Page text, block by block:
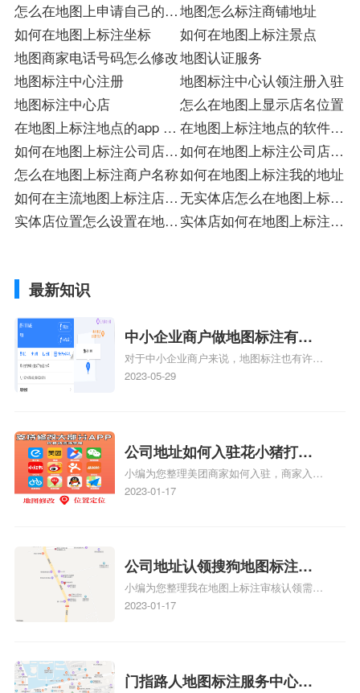
怎么在地图上申请自己的公
司
地图怎么标注商铺地址
如何在地图上标注坐标
如何在地图上标注景点
地图商家电话号码怎么修改地图认证服务
地图标注中心注册
地图标注中心认领注册入驻
地图标注中心店
怎么在地图上显示店名位置
在地图上标注地点的app 注
册
在地图上标注地点的软件注
册
如何在地图上标注公司店铺
入驻店
如何在地图上标注公司店铺
注册
怎么在地图上标注商户名称如何在地图上标注我的地址
如何在主流地图上标注店铺
入驻店
无实体店怎么在地图上标注
店
实体店位置怎么设置在地图 实体店如何在地图上标注位
最新知识
中小企业商户做地图标注有什
么好处
对于中小企业商户来说，地图标注也有许多
好处，包括：提高可见性和曝光率：通过在
位置，增加商户被发现的机会。方便客户导
航：地图标注可以帮助客户更容易地找到商
户的实际位置。特别是对于新客户或不熟悉
该地区的客户来说，地图标注可以提供明确
图标注服务中心面的存在。对于一些客户来
说，实体指路人地
2023-05-29
公司地址如何入驻花小猪打车
地图标记？指路人地图标注服
务中心铺如何入驻花小猪打车
小编为您整理美团商家如何入驻，商家入驻
教程、商家如何入驻地图、如何入驻地:、
2023-01-17
公司地址认领搜狗地图标注多
久审核？公司地址认领地图标
注多久审核？
小编为您整理我在地图上标注审核认领需要
多久、我在地图上标注审核认领需要多久
情可查看下方正文！
2023-01-17
门指路人地图标注服务中心如